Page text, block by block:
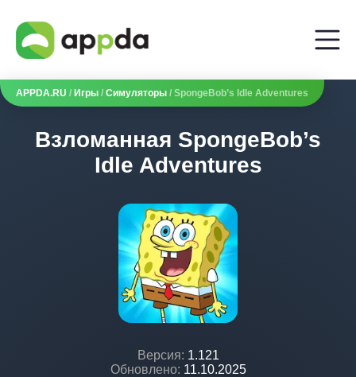
APPDA.RU / Игры / Симуляторы / SpongeBob’s Idle Adventures
Взломанная SpongeBob’s
Idle Adventures
Версия: 1.121
Обновлено: 11.10.2025